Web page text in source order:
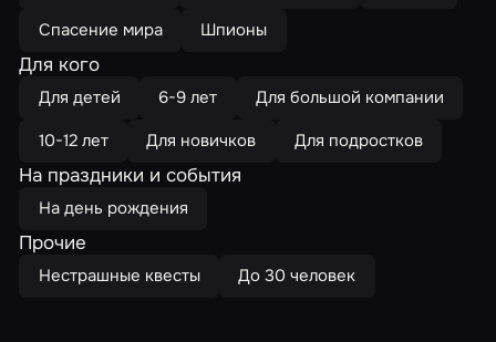
Спасение мира
Шпионы
Для кого
Для детей 6-9 лет
Для большой компании
10-12 лет
Для новичков Для подростков
На праздники и события
На день рождения
Прочие
Нестрашные квесты До 30 человек